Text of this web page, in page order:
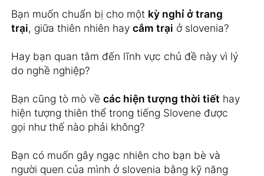
Bạn muốn chuẩn bị cho một kỳ nghỉ ở trang
trại, giữa thiên nhiên hay cắm trại ở slovenia?
Hay bạn quan tâm đến lĩnh vực chủ đề này vì lý
do nghề nghiệp?
Bạn cũng tò mò về các hiện tượng thời tiết hay
hiện tượng thiên thể trong tiếng Slovene được
gọi như thế nào phải không?
Bạn có muốn gây ngạc nhiên cho bạn bè và
người quen của mình ở slovenia bằng kỹ năng